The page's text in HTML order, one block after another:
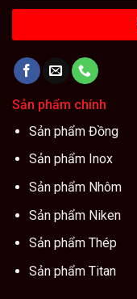
Sản phẩm chính
Sản phẩm Đồng
Sản phẩm Inox
Sản phẩm Nhôm
Sản phẩm Niken
Sản phẩm Thép
Sản phẩm Titan